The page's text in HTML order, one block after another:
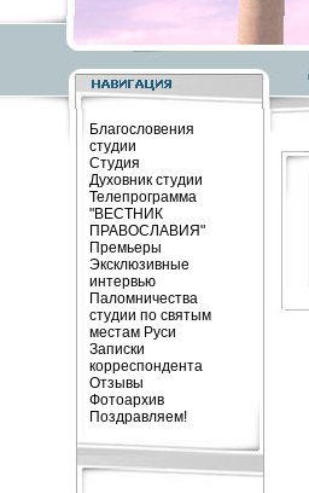
Благословения
студии
Студия
Духовник студии
Телепрограмма
"ВЕСТНИК
ПРАВОСЛАВИЯ"
Премьеры
Эксклюзивные
интервью
Паломничества
студии по святым
местам Руси
Записки
корреспондента
Отзывы
Фотоархив
Поздравляем!